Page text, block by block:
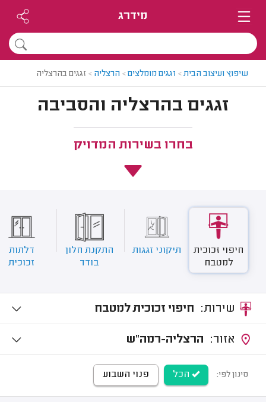
מידרג
שיפוץ ועיצוב הבית> זגגים מומלצים> הרצליה > זגגים בהרצליה
זגגים בהרצליה והסביבה
בחרו בשירות המדויק
חיפוי זכוכית
למטבח
תיקוני זגגות
התקנת חלון
בודד
דלתות
זכוכית
חיפוי זכוכית למטבח
הרצליה-רמה"ש
סינון לפי: הכל פנוי השבוע